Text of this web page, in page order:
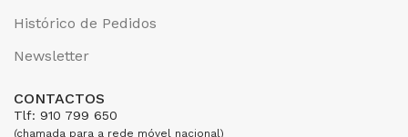
Histórico de Pedidos
Newsletter
CONTACTOS
Tlf: 910 799 650
(chamada para a rede móvel nacional)